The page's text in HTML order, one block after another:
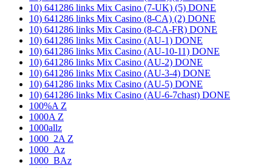
10) 641286 links Mix Casino (7-UK) (5) DONE
10) 641286 links Mix Casino (8-CA) (2) DONE
10) 641286 links Mix Casino (8-CA-FR) DONE
10) 641286 links Mix Casino (AU-1) DONE
10) 641286 links Mix Casino (AU-10-11) DONE
10) 641286 links Mix Casino (AU-2) DONE
10) 641286 links Mix Casino (AU-3-4) DONE
10) 641286 links Mix Casino (AU-5) DONE
10) 641286 links Mix Casino (AU-6-7chast) DONE
100%A Z
1000A Z
1000allz
1000_2A Z
1000_Az
1000_BAz